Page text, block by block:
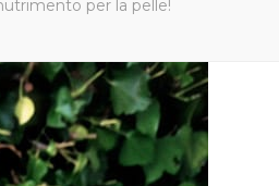
per la pelle!